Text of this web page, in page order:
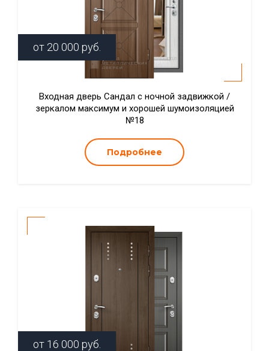
от 20 000 руб.
Входная дверь Сандал с ночной задвижкой /
зеркалом максимум и хорошей шумоизоляцией
№18
Подробнее
от 16 000 руб.